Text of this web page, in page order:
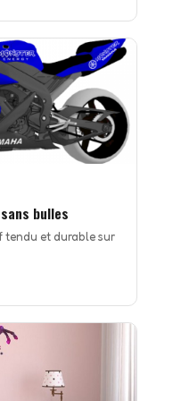
bulles
tendu et durable sur